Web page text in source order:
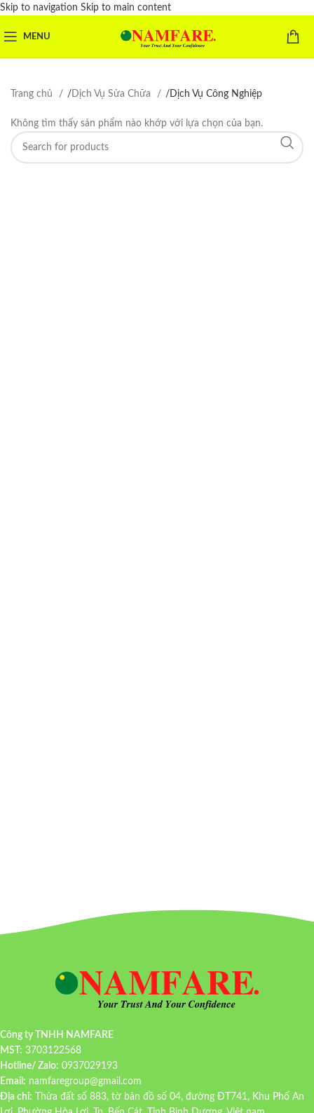
Skip to navigation Skip to main content
MENU
Trang chủ / Dịch Vụ Sửa Chữa / Dịch Vụ Công Nghiệp
Không tìm thấy sản phẩm nào khớp với lựa chọn của bạn.
Công ty TNHH NAMFARE
MST: 3703122568
Hotline/ Zalo: 0937029193
Email: namfaregroup@gmail.com
Địa chỉ: Thửa đất số 883, tờ bản đồ số 04, đường ĐT741, Khu Phố An